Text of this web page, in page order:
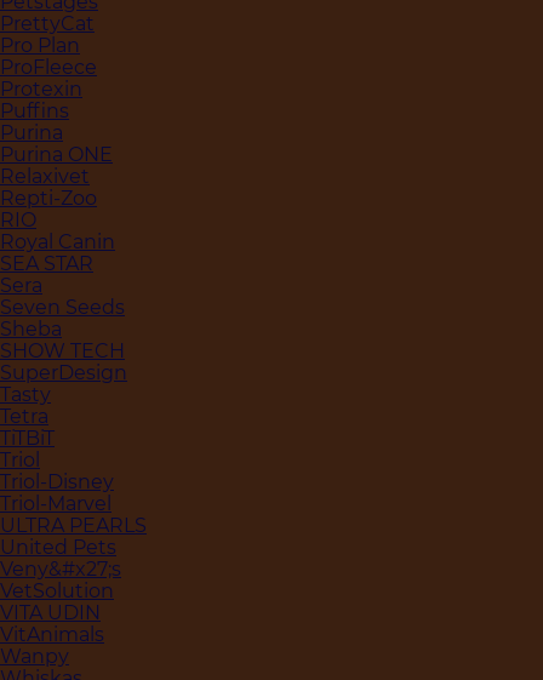
PrettyCat
Pro Plan
ProFleece
Protexin
Puffins
Purina
Purina ONE
Relaxivet
Repti-Zoo
RIO
Royal Canin
SEA STAR
Sera
Seven Seeds
Sheba
SHOW TECH
SuperDesign
Tasty
Tetra
TiTBiT
Triol
Triol-Disney
Triol-Marvel
ULTRA PEARLS
United Pets
Veny&#x27;s
VetSolution
VITA UDIN
VitAnimals
Wanpy